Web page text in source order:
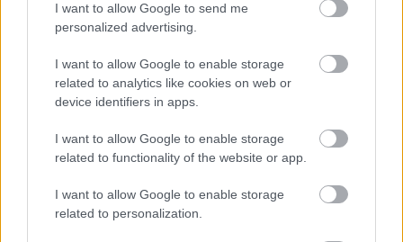
I want to allow Google to send me
personalized advertising.
I want to allow Google to enable storage
related to analytics like cookies on web or
device identifiers in apps.
I want to allow Google to enable storage
related to functionality of the website or app.
I want to allow Google to enable storage
related to personalization.
KELEMEN BARNABÁS: A FESZTIVÁL AKADÉMIA
BUDAPEST JUBILEUMI 10. ÉVADA